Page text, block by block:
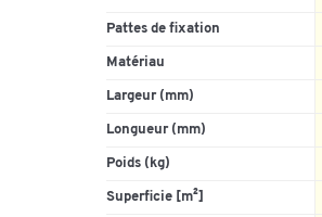
Pattes de fixation
Matériau
Largeur (mm)
Longueur (mm)
Poids (kg)
Superficie [m²]